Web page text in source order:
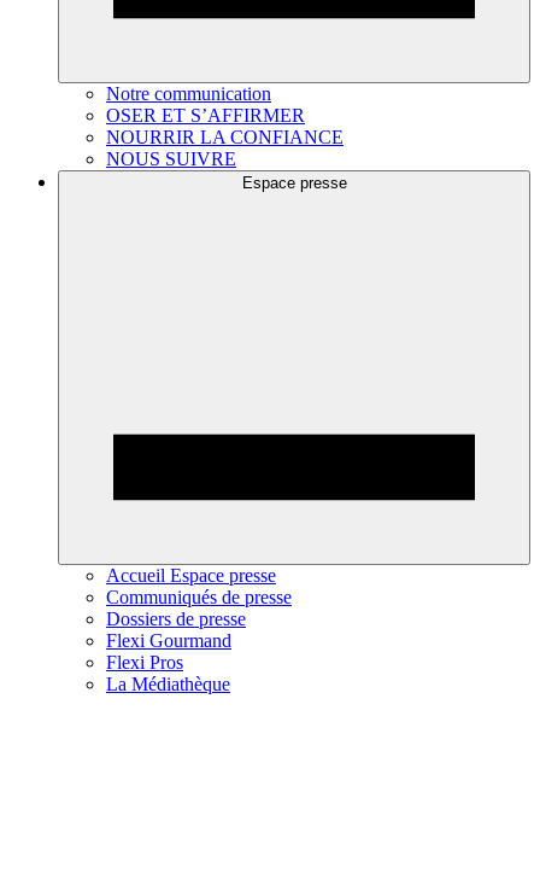
Notre communication
OSER ET S’AFFIRMER
NOURRIR LA CONFIANCE
NOUS SUIVRE
Espace presse
Accueil Espace presse
Communiqués de presse
Dossiers de presse
Flexi Gourmand
Flexi Pros
La Médiathèque